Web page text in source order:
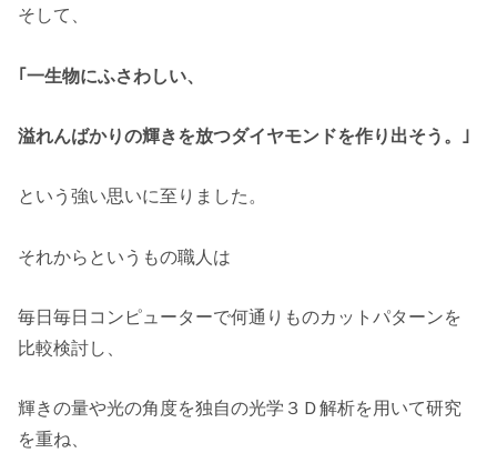
そして、
｢一生物にふさわしい、
溢れんばかりの輝きを放つダイヤモンドを作り出そう。｣
という強い思いに至りました。
それからというもの職人は
毎日毎日コンピューターで何通りものカットパターンを
比較検討し、
輝きの量や光の角度を独自の光学３Ｄ解析を用いて研究
を重ね、